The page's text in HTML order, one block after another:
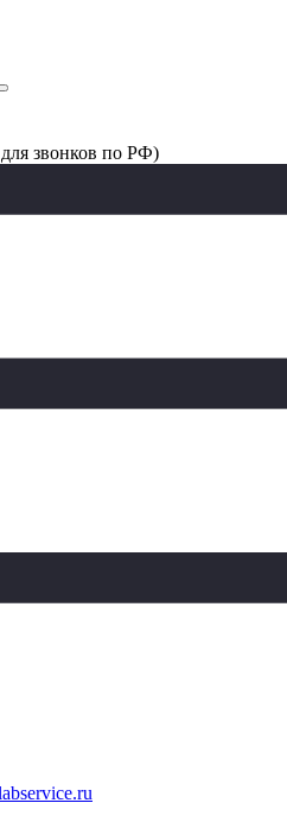
звонков по РФ)